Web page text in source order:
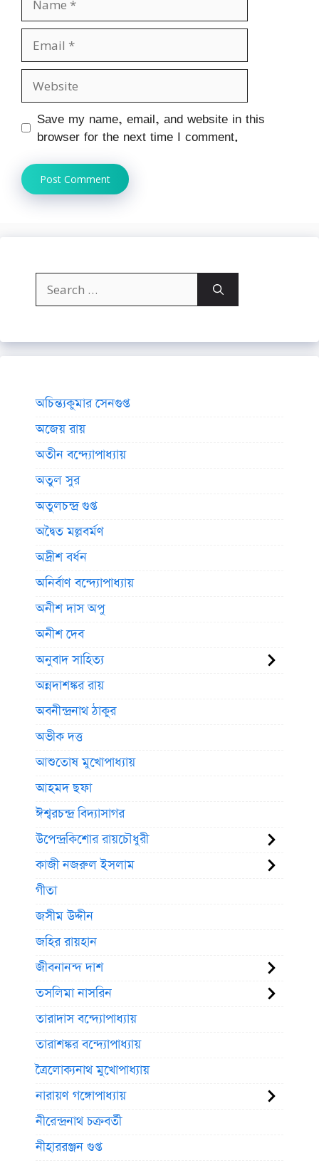
Email
Website
Save my name, email, and website in this
browser for the next time I comment.
Search
for:
অচিন্ত্যকুমার সেনগুপ্ত
অজেয় রায়
অতীন বন্দ্যোপাধ্যায়
অতুল সুর
অতুলচন্দ্র গুপ্ত
অদ্বৈত মল্লবর্মণ
অদ্রীশ বর্ধন
অনির্বাণ বন্দ্যোপাধ্যায়
অনীশ দাস অপু
অনীশ দেব
অনুবাদ সাহিত্য
অন্নদাশঙ্কর রায়
অবনীন্দ্রনাথ ঠাকুর
অভীক দত্ত
আশুতোষ মুখোপাধ্যায়
আহমদ ছফা
ঈশ্বরচন্দ্র বিদ্যাসাগর
উপেন্দ্রকিশোর রায়চৌধুরী
কাজী নজরুল ইসলাম
গীতা
জসীম উদ্দীন
জহির রায়হান
জীবনানন্দ দাশ
তসলিমা নাসরিন
তারাদাস বন্দ্যোপাধ্যায়
তারাশঙ্কর বন্দ্যোপাধ্যায়
ত্রৈলোক্যনাথ মুখোপাধ্যায়
নারায়ণ গঙ্গোপাধ্যায়
নীরেন্দ্রনাথ চক্রবর্তী
নীহাররঞ্জন গুপ্ত